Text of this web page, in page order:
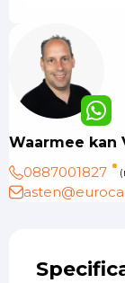
Waarmee kan
0887001827